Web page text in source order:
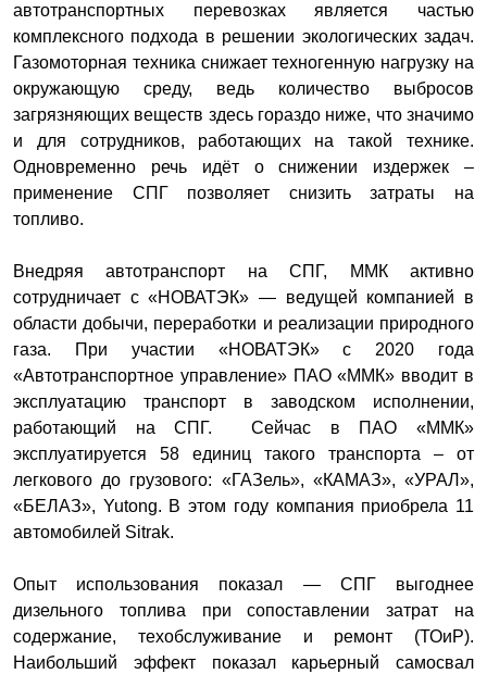
автотранспортных перевозках является частью
комплексного подхода в решении экологических задач.
Газомоторная техника снижает техногенную нагрузку на
окружающую среду, ведь количество выбросов
загрязняющих веществ здесь гораздо ниже, что значимо
и для сотрудников, работающих на такой технике.
Одновременно речь идёт о снижении издержек –
применение СПГ позволяет снизить затраты на
топливо.
Внедряя автотранспорт на СПГ, ММК активно
сотрудничает с «НОВАТЭК» — ведущей компанией в
области добычи, переработки и реализации природного
газа. При участии «НОВАТЭК» с 2020 года
«Автотранспортное управление» ПАО «ММК» вводит в
эксплуатацию транспорт в заводском исполнении,
работающий на СПГ. Сейчас в ПАО «ММК»
эксплуатируется 58 единиц такого транспорта – от
легкового до грузового: «ГАЗель», «КАМАЗ», «УРАЛ»,
«БЕЛАЗ», Yutong. В этом году компания приобрела 11
автомобилей Sitrak.
Опыт использования показал — СПГ выгоднее
дизельного топлива при сопоставлении затрат на
содержание, техобслуживание и ремонт (ТОиР).
Наибольший эффект показал карьерный самосвал